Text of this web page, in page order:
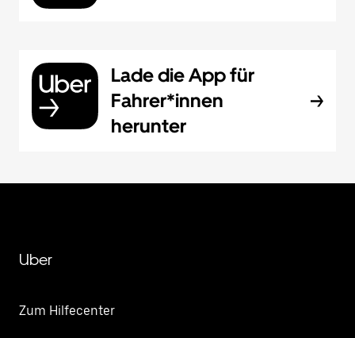
Lade die App für
Fahrer*innen
herunter
Uber
Zum Hilfecenter